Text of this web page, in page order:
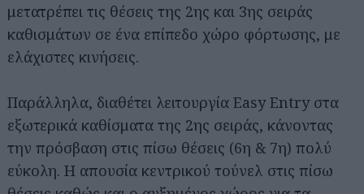
μετατρέπει τις θέσεις της 2ης και 3ης σειράς
καθισμάτων σε ένα επίπεδο χώρο φόρτωσης, με
ελάχιστες κινήσεις.
Παράλληλα, διαθέτει λειτουργία Easy Entry στα
εξωτερικά καθίσματα της 2ης σειράς, κάνοντας
την πρόσβαση στις πίσω θέσεις (6η & 7η) πολύ
εύκολη. Η απουσία κεντρικού τούνελ στις πίσω